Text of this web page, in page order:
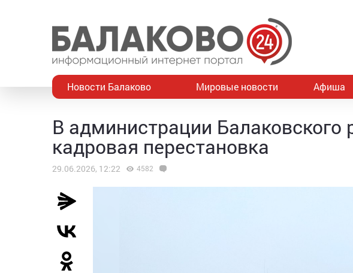
Новости Балаково Мировые новости Афиша
В администрации Балаковского
кадровая перестановка
29.06.2026, 12:22 4582